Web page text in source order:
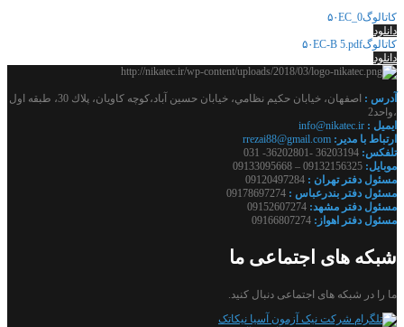
کاتالوگ۵۰EC_0
دانلود
کاتالوگ۵۰EC-B 5.pdf
دانلود
آدرس :
اصفهان، خيابان حكيم نظامي، خيابان حسين آباد،كوچه كاويان، پلاك 30، طبقه اول
،واحد2
ايميل : info@nikatec.ir
ارتباط با مدير: rrezai88@gmail.com
تلفكس: 36203194 -36202801- 031
موبايل: 09132156325 – 09133095668
مسئول دفتر تهران : 09120497284
مسئول دفتر بندرعباس : 09178697274
مسئول دفتر مشهد: 09152607274
مسئول دفتر اهواز: 09166807274
شبکه های اجتماعی ما
ما را در شبکه های اجتماعی دنبال کنید.